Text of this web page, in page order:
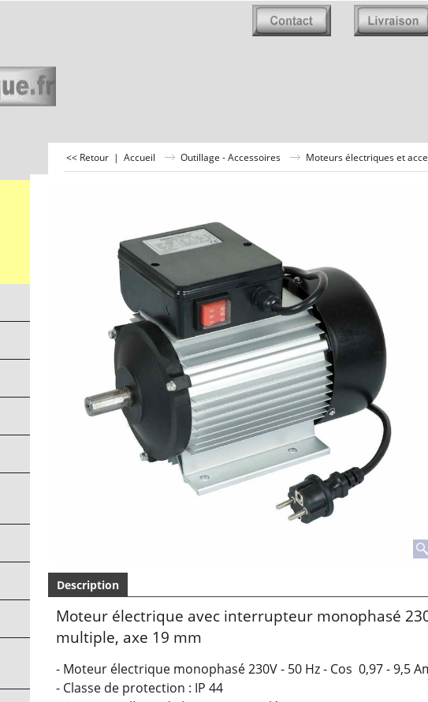
<< Retour | Accueil Outillage - Accessoires Moteurs électriques et
Description
Moteur électrique avec interrupteur monophasé
multiple, axe 19 mm
- Moteur électrique monophasé 230V - 50 Hz - Cos 0,97 - 9,5
- Classe de protection : IP 44